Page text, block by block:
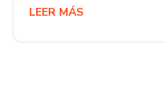
LEER MÁS